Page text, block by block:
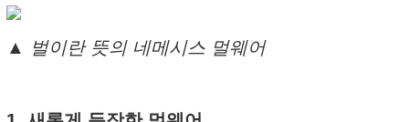
▲ 벌이란 뜻의 네메시스 멀웨어